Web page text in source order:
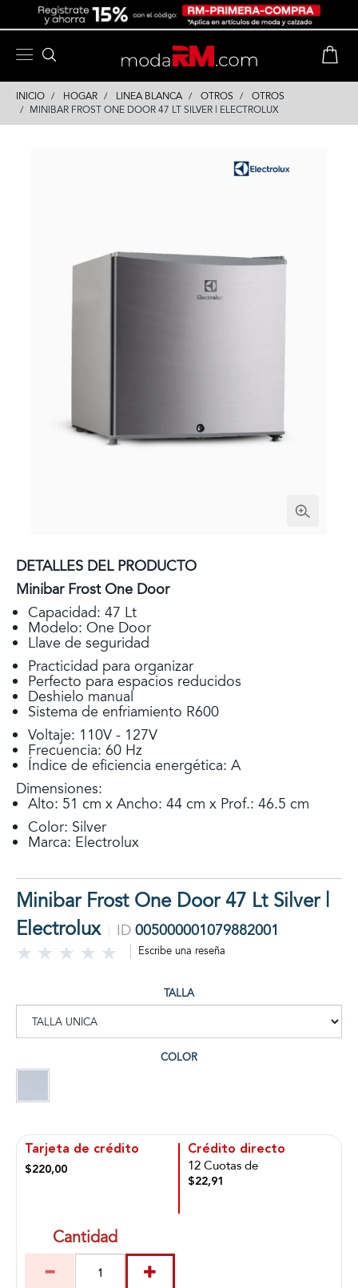
INICIO HOGAR LINEA BLANCA OTROS
OTROS
MINIBAR FROST ONE DOOR 47 LT SILVER | ELECTROLUX
DETALLES DEL PRODUCTO
Minibar Frost One Door
Capacidad: 47 Lt
Modelo: One Door
Llave de seguridad
Practicidad para organizar
Perfecto para espacios reducidos
Deshielo manual
Sistema de enfriamiento R600
Voltaje: 110V - 127V
Frecuencia: 60 Hz
Índice de eficiencia energética: A
Dimensiones:
Alto: 51 cm x Ancho: 44 cm x Prof.: 46.5 cm
Color: Silver
Marca: Electrolux
Minibar Frost One Door 47 Lt Silver |
Electrolux
ID 005000001079882001
Escribe una reseña
TALLA
COLOR
Tarjeta de crédito
$220,00
Crédito directo
12 Cuotas de
$22,91
Cantidad